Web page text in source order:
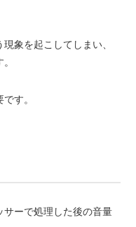
象を起こしてしまい、
す。
サーで処理した後の音量